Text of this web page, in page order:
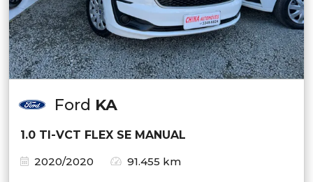
Ford KA
1.0 TI-VCT FLEX SE MANUAL
2020/2020
91.455 km